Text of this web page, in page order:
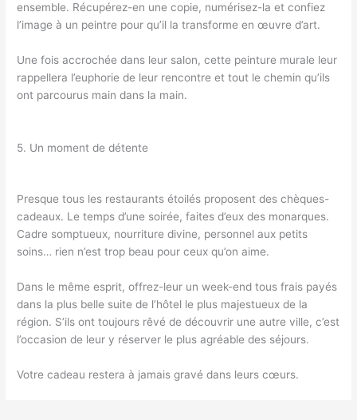
ensemble. Récupérez-en une copie, numérisez-la et confiez
l’image à un peintre pour qu’il la transforme en œuvre d’art.
Une fois accrochée dans leur salon, cette peinture murale leur
rappellera l’euphorie de leur rencontre et tout le chemin qu’ils
ont parcourus main dans la main.
5. Un moment de détente
Presque tous les restaurants étoilés proposent des chèques-
cadeaux. Le temps d’une soirée, faites d’eux des monarques.
Cadre somptueux, nourriture divine, personnel aux petits
soins… rien n’est trop beau pour ceux qu’on aime.
Dans le même esprit, offrez-leur un week-end tous frais payés
dans la plus belle suite de l’hôtel le plus majestueux de la
région. S’ils ont toujours rêvé de découvrir une autre ville, c’est
l’occasion de leur y réserver le plus agréable des séjours.
Votre cadeau restera à jamais gravé dans leurs cœurs.